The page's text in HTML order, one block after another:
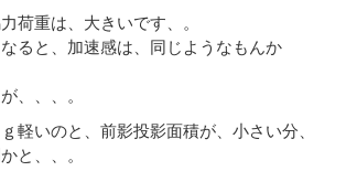
荷重は、大きいです、。
ると、加速感は、同じようなもんか
、、、。
軽いのと、前影投影面積が、小さい分、
と、、。